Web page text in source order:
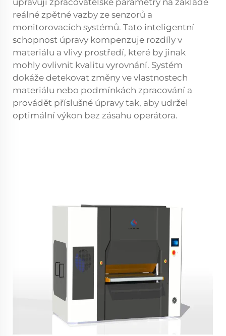
upravují zpracovatelské parametry na základě
reálné zpětné vazby ze senzorů a
monitorovacích systémů. Tato inteligentní
schopnost úpravy kompenzuje rozdíly v
materiálu a vlivy prostředí, které by jinak
mohly ovlivnit kvalitu vyrovnání. Systém
dokáže detekovat změny ve vlastnostech
materiálu nebo podmínkách zpracování a
provádět příslušné úpravy tak, aby udržel
optimální výkon bez zásahu operátora.